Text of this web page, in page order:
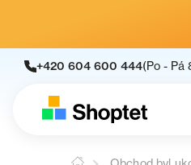
+420 604 600 444(Po - Pá